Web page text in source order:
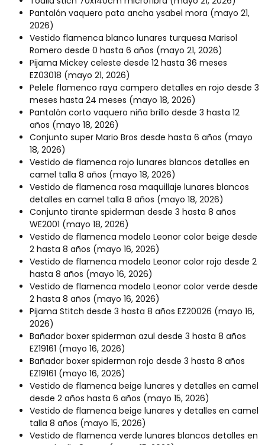
Pantalón vaquero pata ancha ysabel mora (mayo 21,
2026)
Vestido flamenca blanco lunares turquesa Marisol
Romero desde 0 hasta 6 años (mayo 21, 2026)
Pijama Mickey celeste desde 12 hasta 36 meses
EZ03018 (mayo 21, 2026)
Pelele flamenco raya campero detalles en rojo desde 3
meses hasta 24 meses (mayo 18, 2026)
Pantalón corto vaquero niña brillo desde 3 hasta 12
años (mayo 18, 2026)
Conjunto super Mario Bros desde hasta 6 años (mayo
18, 2026)
Vestido de flamenca rojo lunares blancos detalles en
camel talla 8 años (mayo 18, 2026)
Vestido de flamenca rosa maquillaje lunares blancos
detalles en camel talla 8 años (mayo 18, 2026)
Conjunto tirante spiderman desde 3 hasta 8 años
WE2001 (mayo 18, 2026)
Vestido de flamenca modelo Leonor color beige desde
2 hasta 8 años (mayo 16, 2026)
Vestido de flamenca modelo Leonor color rojo desde 2
hasta 8 años (mayo 16, 2026)
Vestido de flamenca modelo Leonor color verde desde
2 hasta 8 años (mayo 16, 2026)
Pijama Stitch desde 3 hasta 8 años EZ20026 (mayo 16,
2026)
Bañador boxer spiderman azul desde 3 hasta 8 años
EZ19161 (mayo 16, 2026)
Bañador boxer spiderman rojo desde 3 hasta 8 años
EZ19161 (mayo 16, 2026)
Vestido de flamenca beige lunares y detalles en camel
desde 2 años hasta 6 años (mayo 15, 2026)
Vestido de flamenca beige lunares y detalles en camel
talla 8 años (mayo 15, 2026)
Vestido de flamenca verde lunares blancos detalles en